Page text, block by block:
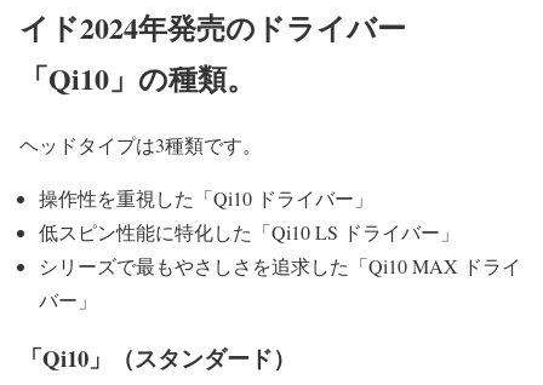
イド2024年発売のドライバー
「Qi10」の種類。
ヘッドタイプは3種類です。
操作性を重視した「Qi10 ドライバー」
低スピン性能に特化した「Qi10 LS ドライバー」
シリーズで最もやさしさを追求した「Qi10 MAX ドライ
バー」
「Qi10」（スタンダード）